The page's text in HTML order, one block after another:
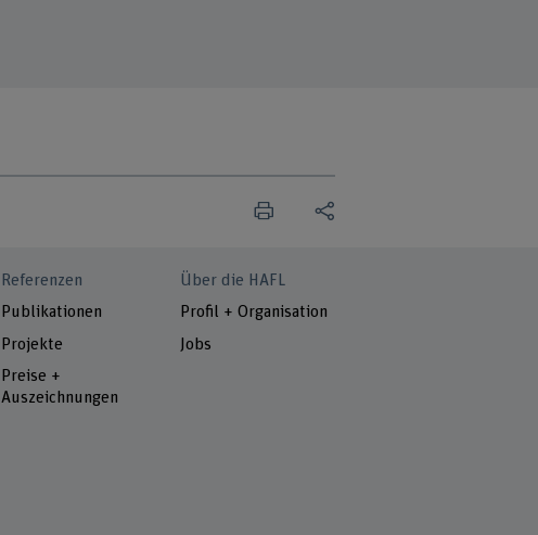
Referenzen
Publikationen
Projekte
Preise +
Auszeichnungen
Über die HAFL
Profil + Organisation
Jobs